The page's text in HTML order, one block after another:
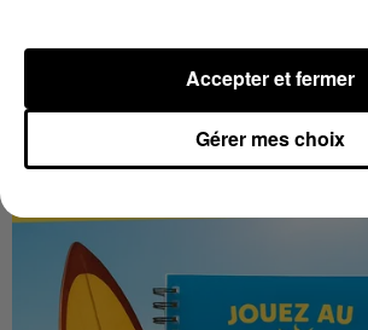
LES VACANCES PASSENT
CADEAUX AUSSI SUR
Gérer mes choix
Accepter et fermer